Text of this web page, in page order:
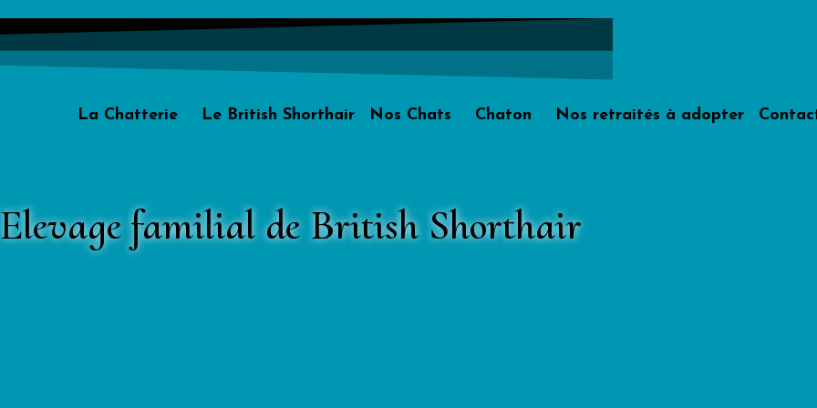
La Chatterie Le British Shorthair Nos Chats Chaton Nos retraités à adopter
Elevage familial de British Shorthair